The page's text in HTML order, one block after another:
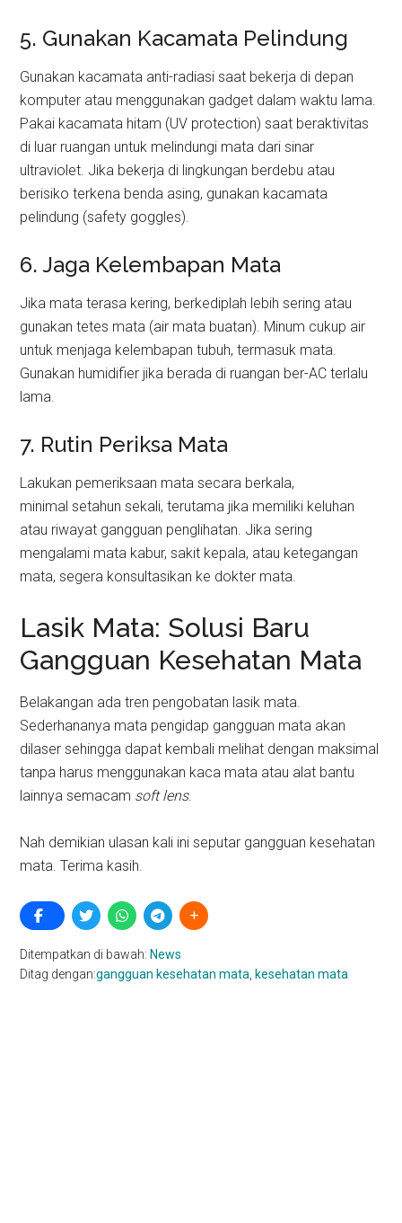
5. Gunakan Kacamata Pelindung
Gunakan kacamata anti-radiasi saat bekerja di depan
komputer atau menggunakan gadget dalam waktu lama.
Pakai kacamata hitam (UV protection) saat beraktivitas
di luar ruangan untuk melindungi mata dari sinar
ultraviolet. Jika bekerja di lingkungan berdebu atau
berisiko terkena benda asing, gunakan kacamata
pelindung (safety goggles).
6. Jaga Kelembapan Mata
Jika mata terasa kering, berkediplah lebih sering atau
gunakan tetes mata (air mata buatan). Minum cukup air
untuk menjaga kelembapan tubuh, termasuk mata.
Gunakan humidifier jika berada di ruangan ber-AC terlalu
lama.
7. Rutin Periksa Mata
Lakukan pemeriksaan mata secara berkala,
minimal setahun sekali, terutama jika memiliki keluhan
atau riwayat gangguan penglihatan. Jika sering
mengalami mata kabur, sakit kepala, atau ketegangan
mata, segera konsultasikan ke dokter mata.
Lasik Mata: Solusi Baru
Gangguan Kesehatan Mata
Belakangan ada tren pengobatan lasik mata.
Sederhananya mata pengidap gangguan mata akan
dilaser sehingga dapat kembali melihat dengan maksimal
tanpa harus menggunakan kaca mata atau alat bantu
lainnya semacam soft lens.
Nah demikian ulasan kali ini seputar gangguan kesehatan
mata. Terima kasih.
Ditempatkan di bawah: News
Ditag dengan:gangguan kesehatan mata kesehatan mata